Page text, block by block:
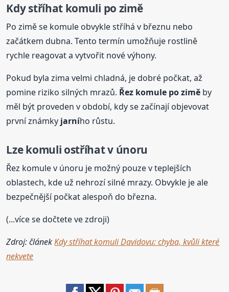
Kdy stříhat komuli po zimě
Po zimě se komule obvykle stříhá v březnu nebo
začátkem dubna. Tento termín umožňuje rostlině
rychle reagovat a vytvořit nové výhony.
Pokud byla zima velmi chladná, je dobré počkat, až
pomine riziko silných mrazů. Řez komule po zimě by
měl být proveden v období, kdy se začínají objevovat
první známky jarního růstu.
Lze komuli ostříhat v únoru
Řez komule v únoru je možný pouze v teplejších
oblastech, kde už nehrozí silné mrazy. Obvykle je ale
bezpečnější počkat alespoň do března.
(...více se dočtete ve zdroji)
Zdroj: článekKdy stříhat komuli Davidovu: chyba, kvůli které
nekvete